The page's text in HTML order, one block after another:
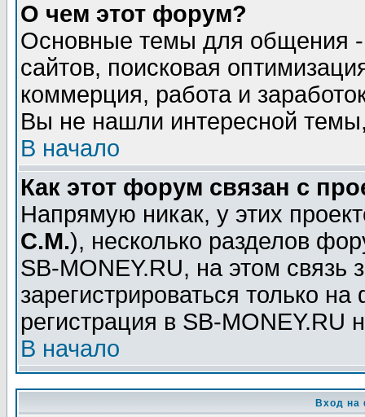
О чем этот форум?
Основные темы для общения -
сайтов, поисковая
коммерция, работа и
Вы не нашли интересной
В начало
Как этот форум связан с
Напрямую никак, у этих
С.М.), несколько разделов
SB-MONEY.RU, на этом связь
зарегистрироваться только
регистрация в SB-MONEY.RU
В начало
Вход на